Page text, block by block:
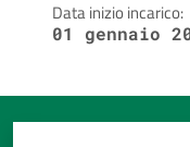
Data inizio incarico:
01 gennaio